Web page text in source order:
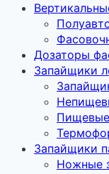
Дозаторы
Запайщики
Запайщики
Ножные